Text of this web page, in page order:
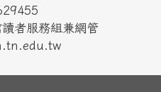
者服務組兼網管